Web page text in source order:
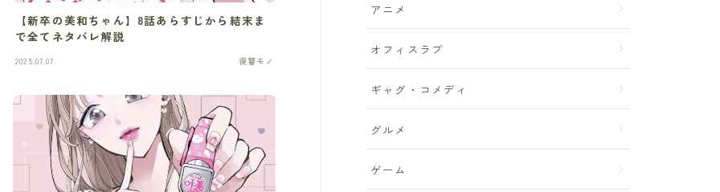
【新卒の美和ちゃん】8話あらすじから結末ま
で全てネタバレ解説
2025.07.07 復讐モノ
アニメ
オフィスラブ
ギャグ・コメディ
グルメ
ゲーム